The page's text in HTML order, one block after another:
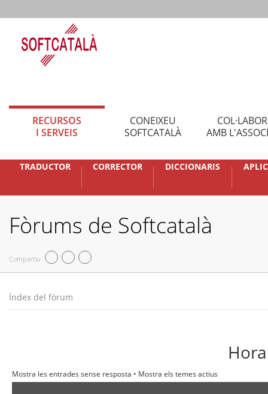
RECURSOS
I SERVEIS
CONEIXEU
SOFTCATALÀ
AMB
TRADUCTOR CORRECTOR DICCIONARIS
Fòrums de Softcatalà
Compartiu
Índex del fòrum
Mostra les entrades sense resposta • Mostra els temes actius